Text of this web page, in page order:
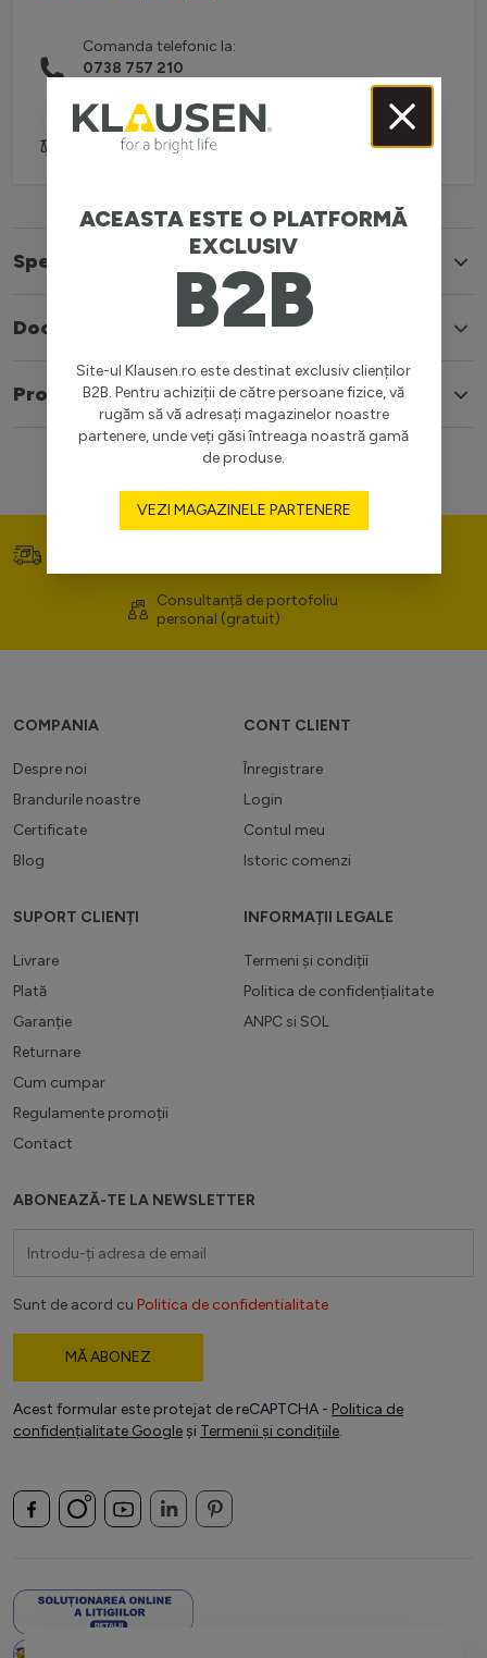
Comanda telefonic la:
0738 757 210
Adaugă pentru comparare
Specificatii
Documente
Produse similare
ACEASTA ESTE O PLATFORMĂ
EXCLUSIV
B2B
Site-ul Klausen.ro este destinat exclusiv clienților
B2B. Pentru achiziții de către persoane fizice, vă
rugăm să vă adresați magazinelor noastre
partenere, unde veți găsi întreaga noastră gamă
de produse.
VEZI MAGAZINELE PARTENERE
Consultanță de portofoliu
personal (gratuit)
COMPANIA
Despre noi
Brandurile noastre
Certificate
Blog
CONT CLIENT
Înregistrare
Login
Contul meu
Istoric comenzi
SUPORT CLIENȚI
Livrare
Plată
Garanție
Returnare
Cum cumpar
Regulamente promoții
Contact
INFORMAȚII LEGALE
Termeni și condiții
Politica de confidențialitate
ANPC si SOL
ABONEAZĂ-TE LA NEWSLETTER
Sunt de acord cu Politica de confidentialitate
MĂ ABONEZ
Acest formular este protejat de reCAPTCHA - Politica de
confidențialitate Google și Termenii și condițiile.